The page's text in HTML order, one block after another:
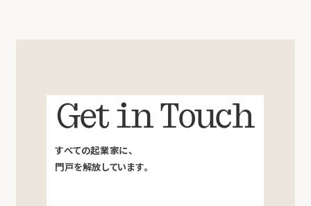
Get in Touch
すべての起業家に、
門戸を解放しています。